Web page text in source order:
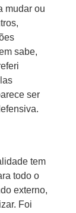
mudar ou
sabe,
ser
tem
todo o
externo,
Foi